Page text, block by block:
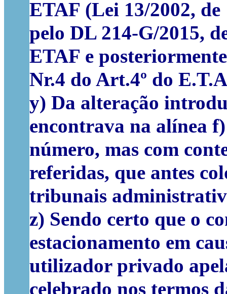
ETAF (Lei 13/2002,
pelo DL 214-G/2015,
ETAF e
Nr.4 do Art.4º do
y) Da alteração
encontrava na alínea
número, mas com
referidas, que antes
tribunais
z) Sendo certo que o
estacionamento em
utilizador privado
celebrado nos termos